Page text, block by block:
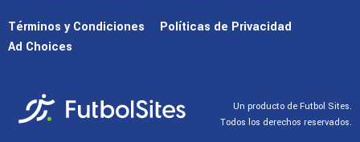
Términos y Condiciones
Políticas de Privacidad
Ad Choices
Un producto de Futbol Sites.
Todos los derechos reservados.